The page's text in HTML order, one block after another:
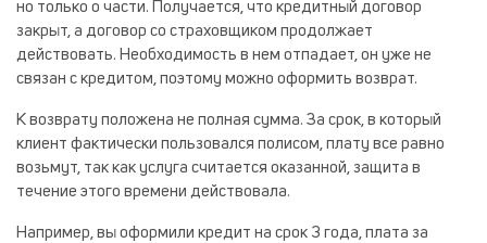
но только о части. Получается, что кредитный договор
закрыт, а договор со страховщиком продолжает
действовать. Необходимость в нем отпадает, он уже не
связан с кредитом, поэтому можно оформить возврат.
К возврату положена не полная сумма. За срок, в который
клиент фактически пользовался полисом, плату все равно
возьмут, так как услуга считается оказанной, защита в
течение этого времени действовала.
Например, вы оформили кредит на срок 3 года, плата за